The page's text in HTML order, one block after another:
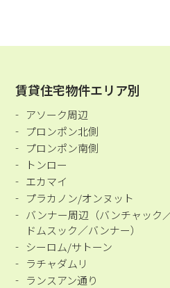
賃貸住宅物件エリア別
アソーク周辺
プロンポン北側
プロンポン南側
トンロー
エカマイ
プラカノン/オンヌット
バンナー周辺（バンチャック
ドムスック／バンナー）
シーロム/サトーン
ラチャダムリ
ランスアン通り